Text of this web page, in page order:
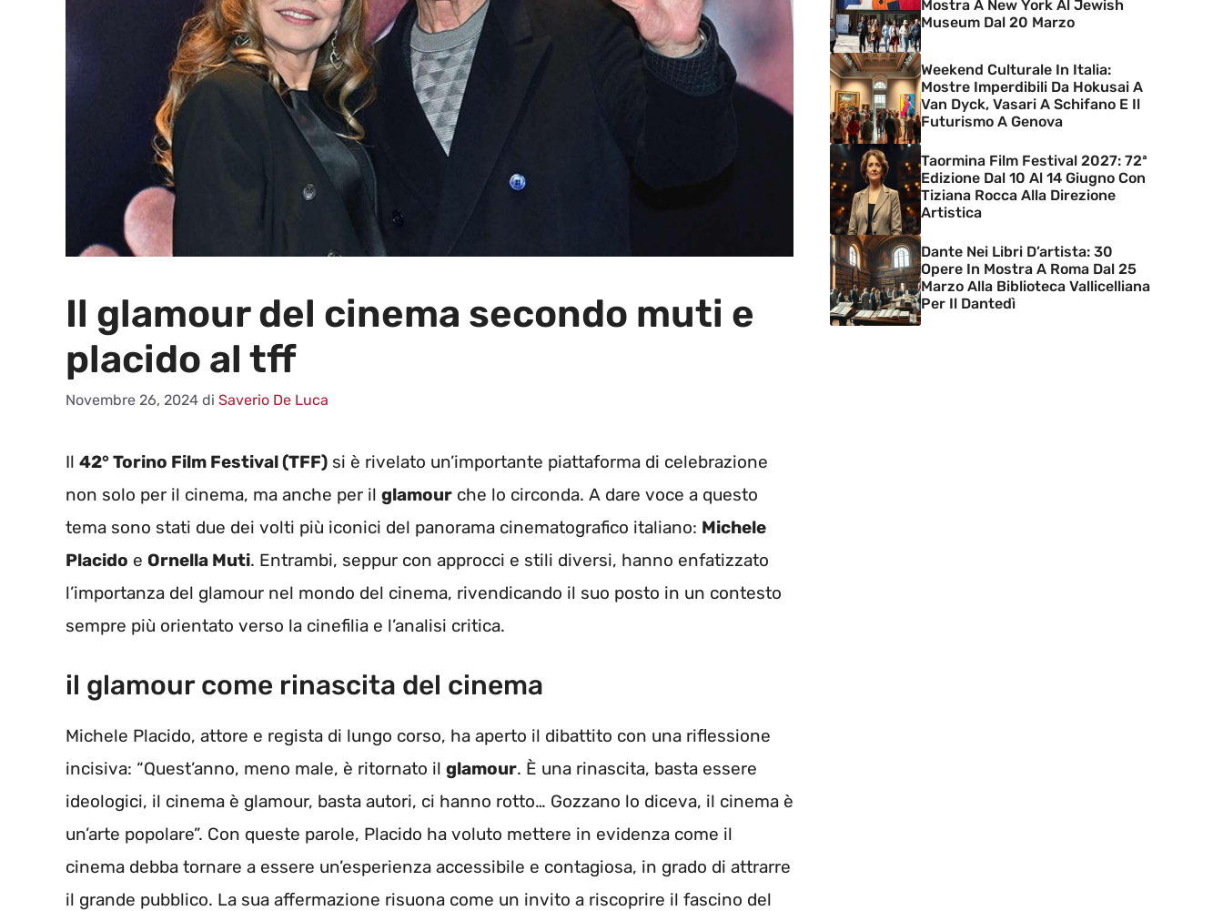
Il glamour del cinema secondo muti e
placido al tff
Novembre 26, 2024 di Saverio De Luca
Il 42° Torino Film Festival (TFF) si è rivelato un’importante piattaforma di celebrazione
non solo per il cinema, ma anche per il glamour che lo circonda. A dare voce a questo
tema sono stati due dei volti più iconici del panorama cinematografico italiano: Michele
Placido e Ornella Muti. Entrambi, seppur con approcci e stili diversi, hanno enfatizzato
l’importanza del glamour nel mondo del cinema, rivendicando il suo posto in un contesto
sempre più orientato verso la cinefilia e l’analisi critica.
il glamour come rinascita del cinema
Michele Placido, attore e regista di lungo corso, ha aperto il dibattito con una riflessione
incisiva: “Quest’anno, meno male, è ritornato il glamour. È una rinascita, basta essere
ideologici, il cinema è glamour, basta autori, ci hanno rotto… Gozzano lo diceva, il cinema è
un’arte popolare”. Con queste parole, Placido ha voluto mettere in evidenza come il
cinema debba tornare a essere un’esperienza accessibile e contagiosa, in grado di attrarre
il grande pubblico. La sua affermazione risuona come un invito a riscoprire il fascino del
Mostra A New York Al Jewish
Museum Dal 20 Marzo
Weekend Culturale In Italia:
Mostre Imperdibili Da Hokusai A
Van Dyck, Vasari A Schifano E Il
Futurismo A Genova
Taormina Film Festival 2027: 72ª
Edizione Dal 10 Al 14 Giugno Con
Tiziana Rocca Alla Direzione
Artistica
Dante Nei Libri D’artista: 30
Opere In Mostra A Roma Dal 25
Marzo Alla Biblioteca Vallicelliana
Per Il Dantedì